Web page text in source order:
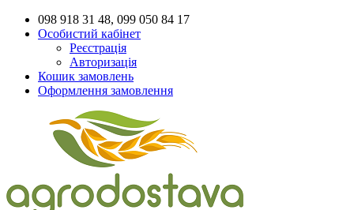
098 918 31 48, 099 050 84 17
Особистий кабінет
Реєстрація
Авторизація
Кошик замовлень
Оформлення замовлення